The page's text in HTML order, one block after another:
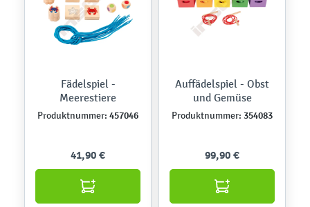
Fädelspiel -
Meerestiere
Produktnummer: 457046
41,90 €
Auffädelspiel - Obst
und Gemüse
Produktnummer: 354083
99,90 €